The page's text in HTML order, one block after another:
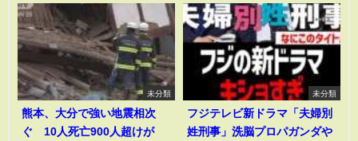
未分類
熊本、大分で強い地震相次
ぐ 10人死亡900人超けが
未分類
フジテレビ新ドラマ「夫婦別
姓刑事」洗脳プロパガンダや